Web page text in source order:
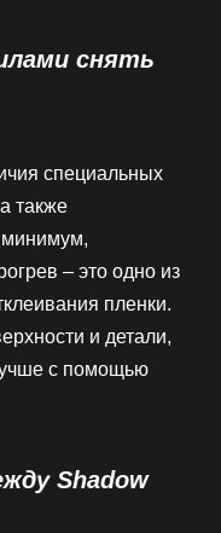
снять
специальных
также
минимум,
– это одно из
пленки.
и детали,
с помощью
Shadow